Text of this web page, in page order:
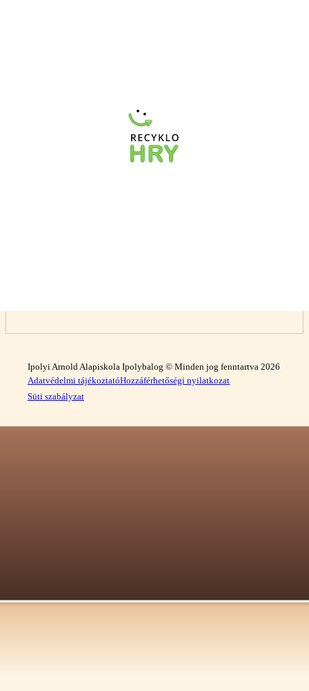
Ipolyi Arnold Alapiskola Ipolybalog © Minden jog fenntartva 2026
Adatvédelmi tájékoztatóHozzáférhetőségi nyilatkozat
Süti szabályzat